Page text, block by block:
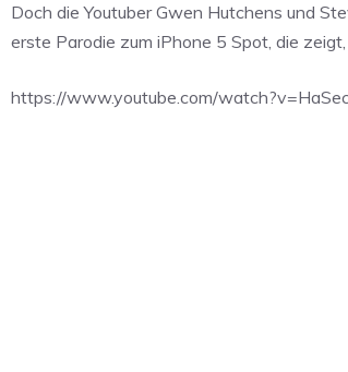
Doch die Youtuber Gwen Hutchens und
erste Parodie zum iPhone 5 Spot, die
https://www.youtube.com/